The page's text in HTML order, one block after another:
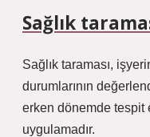
Sağlık
Sağlık taraması,
durumlarının
erken dönemde tespit
uygulamadır.